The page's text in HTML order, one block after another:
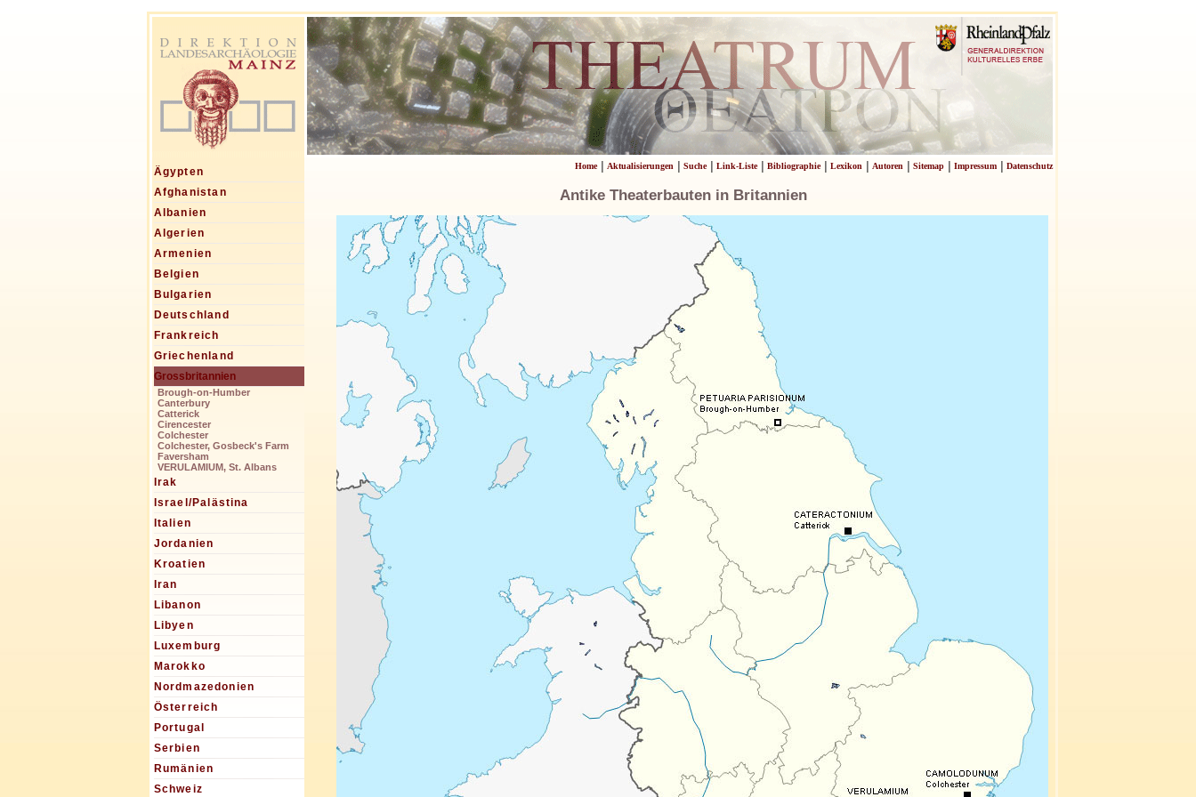
Ägypten
Afghanistan
Albanien
Algerien
Armenien
Belgien
Bulgarien
Deutschland
Frankreich
Griechenland
Grossbritannien
Brough-on-Humber
Canterbury
Catterick
Cirencester
Colchester
Colchester, Gosbeck's Farm
Faversham
VERULAMIUM, St. Albans
Irak
Israel/Palästina
Italien
Jordanien
Kroatien
Iran
Libanon
Libyen
Luxemburg
Marokko
Nordmazedonien
Österreich
Portugal
Serbien
Rumänien
Schweiz
Home| Aktualisierungen| Suche| Link-Liste| Bibliographie| Lexikon| Autoren| Sitemap| Impressum| Datenschutz
Antike Theaterbauten in Britannien